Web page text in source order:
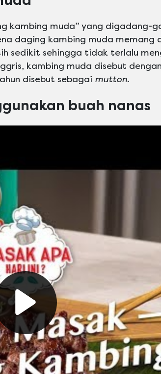
kambing muda” yang digadang-
daging kambing muda memang
sedikit sehingga tidak terlalu
kambing muda disebut
disebut sebagai mutton.
buah nanas
video Maskafini